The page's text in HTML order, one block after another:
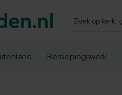
Zoeken
Beroepingswerk